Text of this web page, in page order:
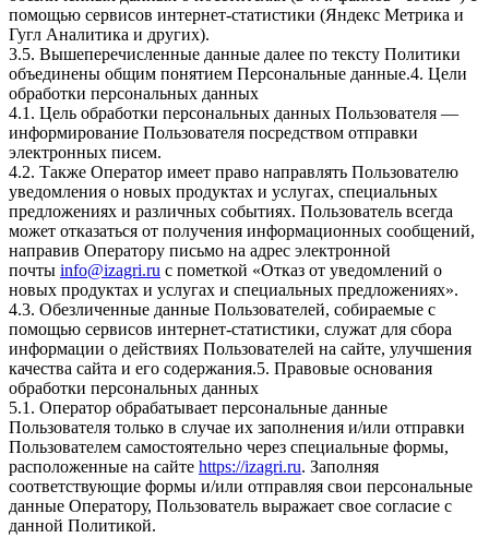
помощью сервисов интернет-статистики (Яндекс Метрика и
Гугл Аналитика и других).
3.5. Вышеперечисленные данные далее по тексту Политики
объединены общим понятием Персональные данные.4. Цели
обработки персональных данных
4.1. Цель обработки персональных данных Пользователя —
информирование Пользователя посредством отправки
электронных писем.
4.2. Также Оператор имеет право направлять Пользователю
уведомления о новых продуктах и услугах, специальных
предложениях и различных событиях. Пользователь всегда
может отказаться от получения информационных сообщений,
направив Оператору письмо на адрес электронной
почты info@izagri.ru с пометкой «Отказ от уведомлений о
новых продуктах и услугах и специальных предложениях».
4.3. Обезличенные данные Пользователей, собираемые с
помощью сервисов интернет-статистики, служат для сбора
информации о действиях Пользователей на сайте, улучшения
качества сайта и его содержания.5. Правовые основания
обработки персональных данных
5.1. Оператор обрабатывает персональные данные
Пользователя только в случае их заполнения и/или отправки
Пользователем самостоятельно через специальные формы,
расположенные на сайте https://izagri.ru. Заполняя
соответствующие формы и/или отправляя свои персональные
данные Оператору, Пользователь выражает свое согласие с
данной Политикой.